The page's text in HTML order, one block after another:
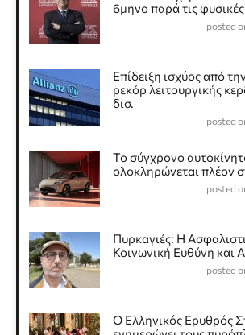
6μηνο παρά τις
posted
Επίδειξη ισχύος από
ρεκόρ λειτουργικής
δισ.
posted
Το σύγχρονο
ολοκληρώνεται πλέον
posted
Πυρκαγιές: Η
Κοινωνική Ευθύνη και
posted
Ο Ελληνικός Ερυθρός